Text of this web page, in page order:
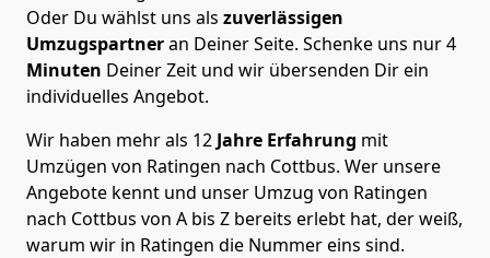
Oder Du wählst uns als zuverlässigen
Umzugspartneran Deiner Seite. Schenke uns nur4
Minuten Deiner Zeit und wir übersenden Dir ein
individuelles Angebot.
Wir haben mehr als 12 Jahre Erfahrung mit
Umzügen von Ratingen nach Cottbus. Wer unsere
Angebote kennt und unser Umzug von Ratingen
nach Cottbus von A bis Z bereits erlebt hat, der weiß,
warum wir in Ratingen die Nummer eins sind.